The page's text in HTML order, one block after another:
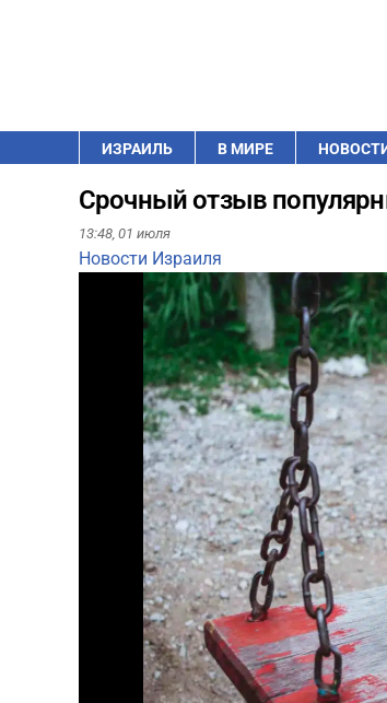
ИЗРАИЛЬ В МИРЕ
Срочный отзыв
13:48, 01 июля
Новости Израиля